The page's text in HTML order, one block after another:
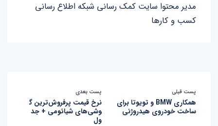
مدیر محتوا سایت کمک رسانی شبکه اطلاع رسانی
کسب و کارها
پست قبلی
همکاری BMW و تویوتا برای
ساخت خودروی هیدروژنی
پست بعدی
نرخ قیمت پرفروش‌ترین گ
وشی‌های شیائومی + جد
ول